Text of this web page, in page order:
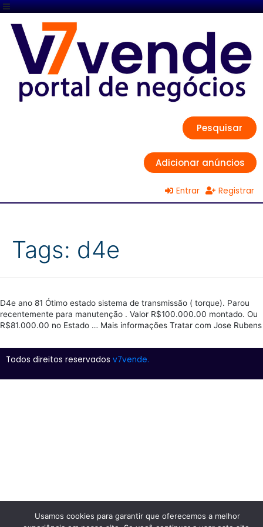
Pesquisar
Adicionar anúncios
Entrar Registrar
Tags: d4e
D4e ano 81 Ótimo estado sistema de transmissão ( torque). Parou
recentemente para manutenção . Valor R$100.000.00 montado. Ou
R$81.000.00 no Estado … Mais informações Tratar com Jose Rubens
Todos direitos reservados v7vende.
Usamos cookies para garantir que oferecemos a melhor